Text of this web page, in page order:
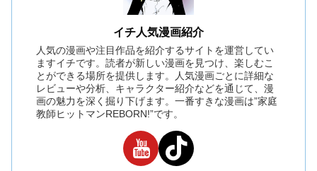
イチ人気漫画紹介
人気の漫画や注目作品を紹介するサイトを運営してい
ますイチです。読者が新しい漫画を見つけ、楽しむこ
とができる場所を提供します。人気漫画ごとに詳細な
レビューや分析、キャラクター紹介などを通じて、漫
画の魅力を深く掘り下げます。一番すきな漫画は”家庭
教師ヒットマンREBORN!”です。